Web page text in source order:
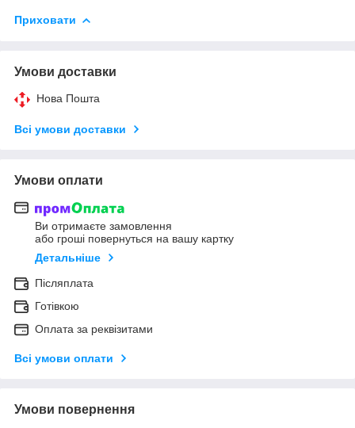
Приховати
Умови доставки
Нова Пошта
Всі умови доставки
Умови оплати
Ви отримаєте замовлення
або гроші повернуться на вашу картку
Детальніше
Післяплата
Готівкою
Оплата за реквізитами
Всі умови оплати
Умови повернення